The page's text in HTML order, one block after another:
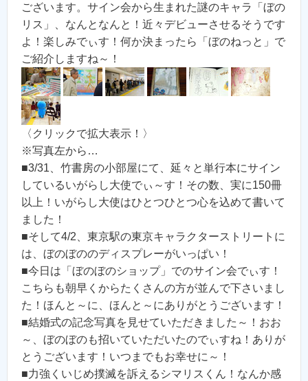
ございます。サイン会から生まれた謎のキャラ「ぼの
リス」、なんとなんと！近々デビューさせるそうです
よ！楽しみでぃす！何か決まったら「ぼのねっと」で
ご紹介しますね～！
〈クリックで拡大表示！〉
※写真左から…
■3/31、竹書房の小部屋にて、延々と単行本にサイン
しているいがらし大使でぃ～す！その数、実に150冊
以上！いがらし大使はひとつひとつ心を込めて書いて
ました！
■そして4/2、東京駅の東京キャラクターストリートに
は、ぼのぼののディスプレーがいっぱい！
■今日は「ぼのぼのショップ」でのサイン会でぃす！
こちらも朝早くからたくさんの方が並んで下さいまし
た！ほんと～に、ほんと～にありがとうございます！
■結婚式の記念写真を見せていただきました～！おお
～、ぼのぼのも招いていただいたのでぃすね！ありが
とうございます！いつまでもお幸せに～！
■力強くいじめ撲滅を訴えるシマリスくん！なんか感